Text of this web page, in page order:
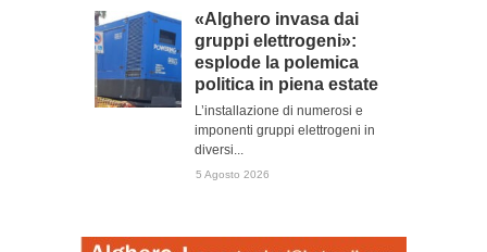
«Alghero invasa dai
gruppi elettrogeni»:
esplode la polemica
politica in piena estate
L’installazione di numerosi e
imponenti gruppi elettrogeni in
diversi...
5 Agosto 2026